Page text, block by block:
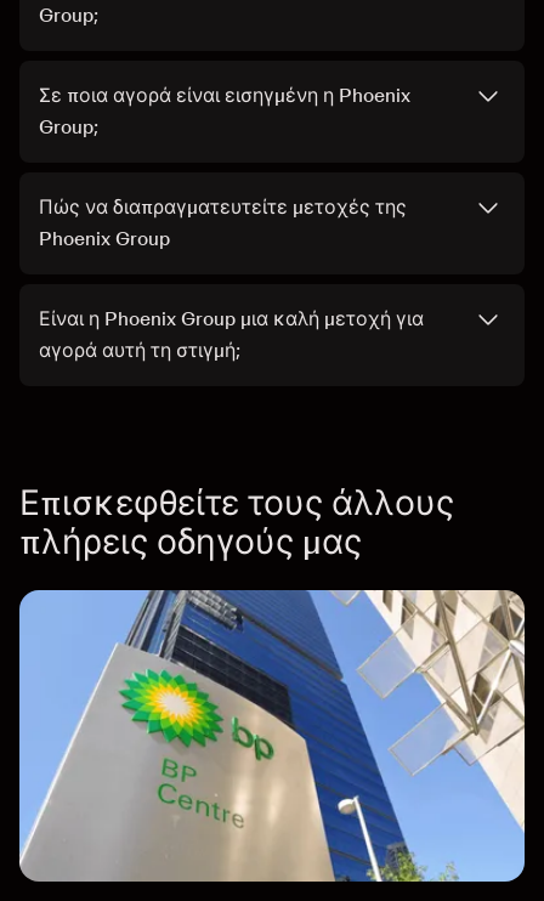
Group;
Σε ποια αγορά είναι εισηγμένη η Phoenix
Group;
Πώς να διαπραγματευτείτε μετοχές της
Phoenix Group
Είναι η Phoenix Group μια καλή μετοχή για
αγορά αυτή τη στιγμή;
Επισκεφθείτε τους άλλους
πλήρεις οδηγούς μας